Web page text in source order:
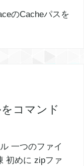
コマンド
一つのファイ
初めに zipファ